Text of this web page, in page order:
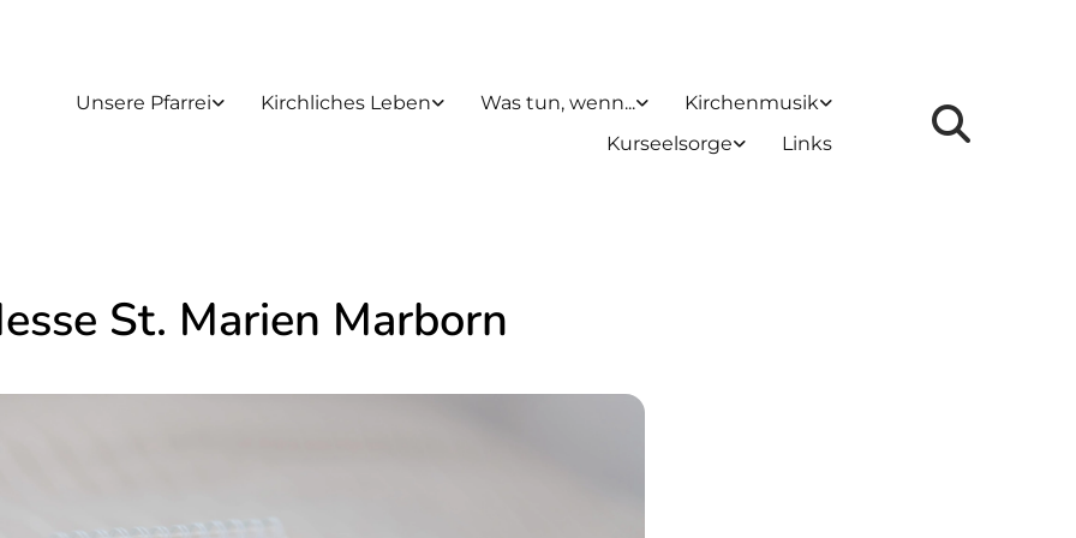
Unsere Pfarrei Kirchliches Leben Was tun, wenn...
Kirchenmusik
Kurseelsorge
Links
St. Marien Marborn